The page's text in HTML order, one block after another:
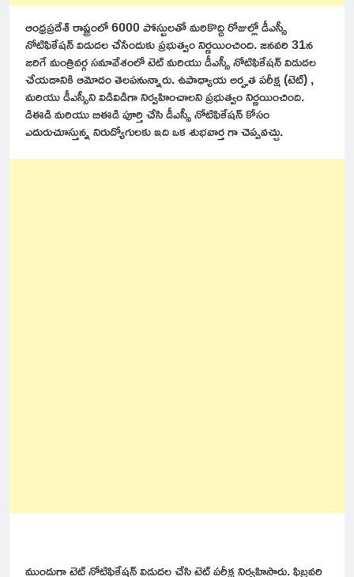
ఆంధ్రప్రదేశ్ రాష్ట్రంలో 6000 పోస్టులతో మరికొద్ది రోజుల్లో డీఎస్సీ
నోటిఫికేషన్ విడుదల చేసేందుకు ప్రభుత్వం నిర్ణయించింది. జనవరి 31న
జరిగే మంత్రివర్గ సమావేశంలో టెట్ మరియు డీఎస్సీ నోటిఫికేషన్ విడుదల
చేయడానికి ఆమోదం తెలపనున్నారు. ఉపాధ్యాయ అర్హత పరీక్ష (టెట్) ,
మరియు డీఎస్సీని విడివిడిగా నిర్వహించాలని ప్రభుత్వం నిర్ణయించింది.
డిఈడి మరియు బిఈడి పూర్తి చేసి డీఎస్సీ నోటిఫికేషన్ కోసం
ఎదురుచూస్తున్న నిరుద్యోగులకు ఇది ఒక శుభవార్త గా చెప్పవచ్చు.
ముందుగా టెట్ నోటిఫికేషన్ విడుదల చేసి టెట్ పరీక్ష నిర్వహిస్తారు. ఫిబ్రవరి